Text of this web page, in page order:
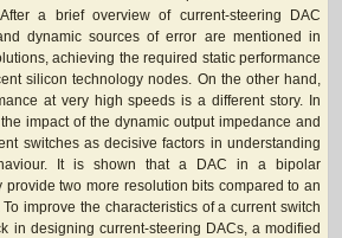
a brief overview of current-steering DAC
dynamic sources of error are mentioned in
achieving the required static performance
silicon technology nodes. On the other hand,
at very high speeds is a different story. In
impact of the dynamic output impedance and
switches as decisive factors in understanding
It is shown that a DAC in a bipolar
two more resolution bits compared to an
improve the characteristics of a current switch
in designing current-steering DACs, a modified